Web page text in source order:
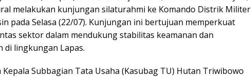
melakukan kunjungan silaturahmi ke Komando Distrik Militer
pada Selasa (22/07). Kunjungan ini bertujuan memperkuat
sektor dalam mendukung stabilitas keamanan dan
di lingkungan Lapas.
Subbagian Tata Usaha (Kasubag TU) Hutan Triwibowo